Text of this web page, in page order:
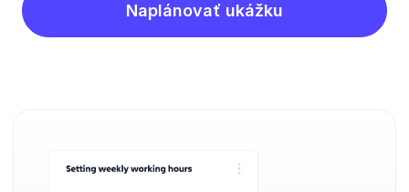
Naplánovať ukážku